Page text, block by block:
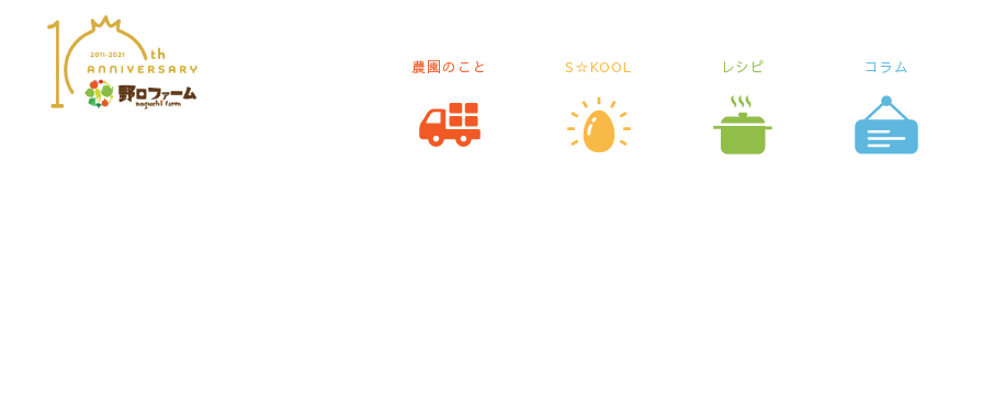
農園のこと S☆KOOL レシピ コラム